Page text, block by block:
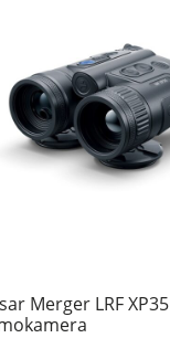
Merger LRF XP35